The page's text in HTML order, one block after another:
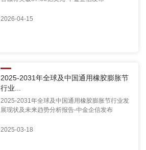
2026-04-15
2025-2031年全球及中国通用橡胶膨胀节
行业...
2025-2031年全球及中国通用橡胶膨胀节行业发
展现状及未来趋势分析报告-中金企信发布
2025-03-18